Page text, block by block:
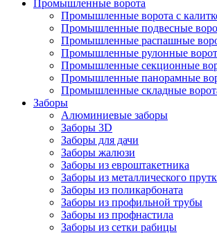
Промышленные ворота
Промышленные ворота с
Промышленные подвесные
Промышленные распашные
Промышленные рулонные
Промышленные секционные
Промышленные панорамные
Промышленные складные
Заборы
Алюминиевые заборы
Заборы 3D
Заборы для дачи
Заборы жалюзи
Заборы из евроштакетника
Заборы из металлического
Заборы из поликарбоната
Заборы из профильной трубы
Заборы из профнастила
Заборы из сетки рабицы